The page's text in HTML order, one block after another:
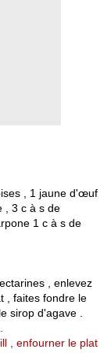
, 1 jaune d'œuf
, 3 c à s de
1 c à s de
, enlevez
, faites fondre le
sirop d'agave .
, enfourner le plat